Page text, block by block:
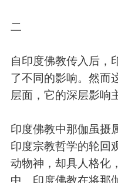
二
自印度佛教传入后，
了不同的影响。然
层面，它的深层影响
印度佛教中那伽虽摄
印度宗教哲学的轮回
动物神，却具人格化
中。印度佛教在将那